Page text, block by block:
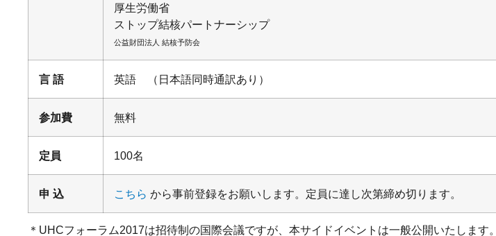
厚生労働省
ストップ結核パートナーシップ
公益財団法人 結核予防会
言 語 英語 （日本語同時通訳あり）
参加費 無料
定員 100名
申 込 こちら から事前登録をお願いします。定員に達し次第締め切ります。
＊UHCフォーラム2017は招待制の国際会議ですが、本サイドイベントは一般公開いたします